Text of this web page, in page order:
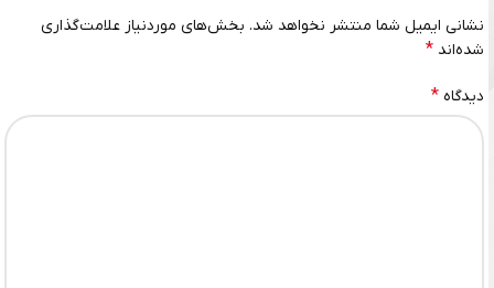
نشانی ایمیل شما منتشر نخواهد شد. بخش‌های موردنیاز علامت‌گذاری
شده‌اند *
دیدگاه *